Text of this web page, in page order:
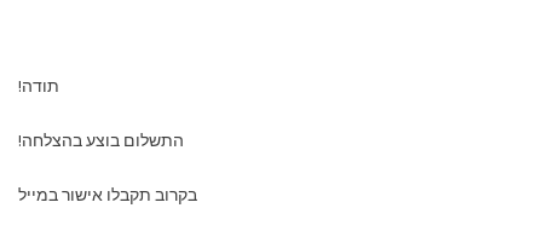
תודה!
התשלום בוצע בהצלחה!
בקרוב תקבלו אישור במייל